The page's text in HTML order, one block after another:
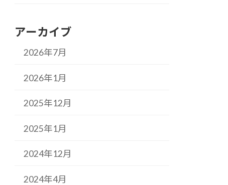
アーカイブ
2026年7月
2026年1月
2025年12月
2025年1月
2024年12月
2024年4月